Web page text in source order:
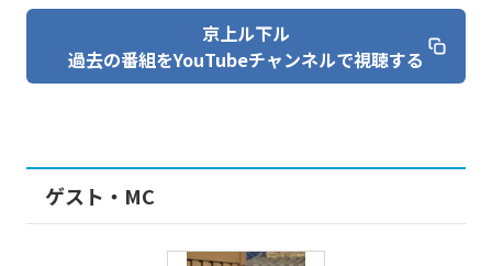
京上ル下ル
過去の番組をYouTubeチャンネルで視聴する
ゲスト・MC